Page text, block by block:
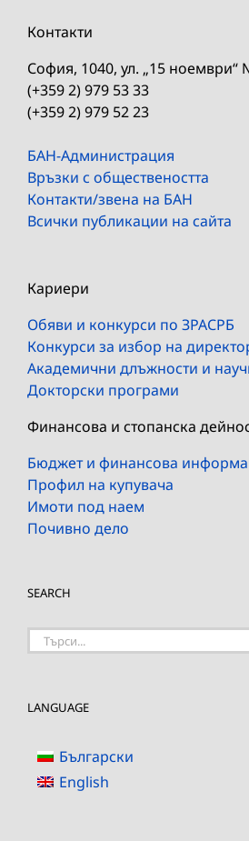
Контакти
София, 1040, ул. „15 ноември“
(+359 2) 979 53 33
(+359 2) 979 52 23
БАН-Администрация
Връзки с обществеността
Контакти/звена на БАН
Всички публикации на сайта
Кариери
Обяви и конкурси по ЗРАСРБ
Конкурси за избор на
Академични длъжности и
Докторски програми
Финансова и стопанска
Бюджет и финансова
Профил на купувача
Имоти под наем
Почивно дело
SEARCH
Търсене
LANGUAGE
Български
English